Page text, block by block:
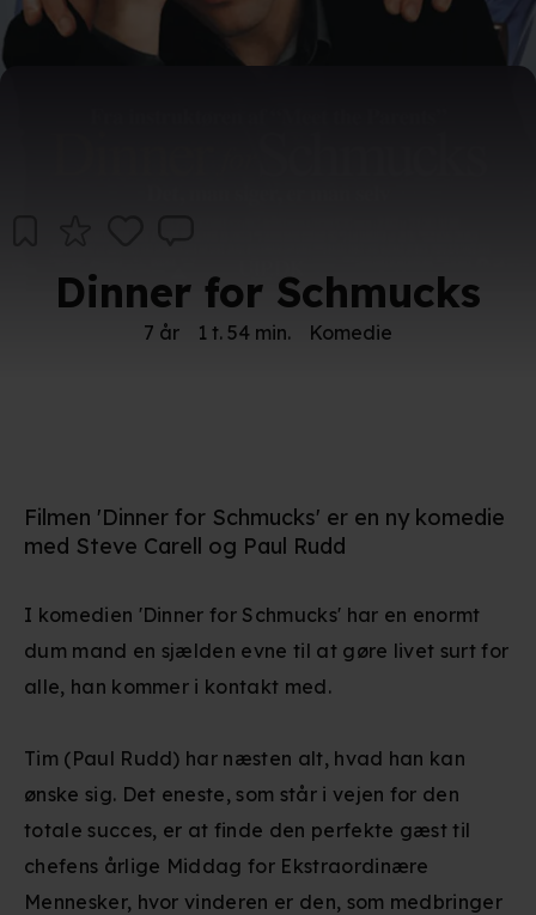
Dinner for Schmucks
7 år 1 t. 54 min. Komedie
Filmen 'Dinner for Schmucks' er en ny komedie
med Steve Carell og Paul Rudd
I komedien 'Dinner for Schmucks' har en enormt
dum mand en sjælden evne til at gøre livet surt for
alle, han kommer i kontakt med.
Tim (Paul Rudd) har næsten alt, hvad han kan
ønske sig. Det eneste, som står i vejen for den
totale succes, er at finde den perfekte gæst til
chefens årlige Middag for Ekstraordinære
Mennesker, hvor vinderen er den, som medbringer